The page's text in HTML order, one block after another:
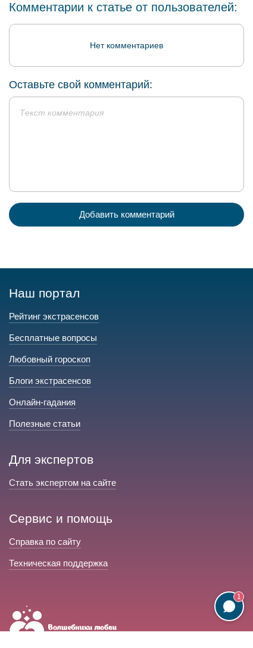
Комментарии к статье от пользователей:
Нет комментариев
Оставьте свой комментарий:
Добавить комментарий
1
Наш портал
Рейтинг экстрасенсов
Бесплатные вопросы
Любовный гороскоп
Блоги экстрасенсов
Онлайн-гадания
Полезные статьи
Для экспертов
Стать экспертом на сайте
Сервис и помощь
Справка по сайту
Техническая поддержка